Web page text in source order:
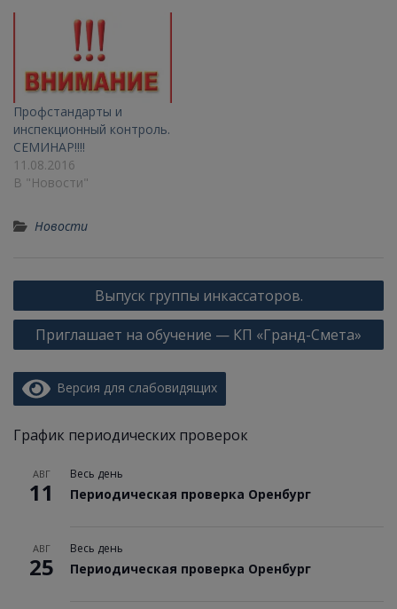
занятости, для
проведения семинара
был направлен наш
специалист.
Руководителем отдела
охраны труда -
Дюгаевой Ириной
Сергеевной был освещен
вопрос «Организация…
Профстандарты и
инспекционный контроль.
СЕМИНАР!!!!
11.08.2016
В "Новости"
Новости
Выпуск группы инкассаторов.
Приглашает на обучение — КП «Гранд-Смета»
Версия для слабовидящих
График периодических проверок
АВГ
11
Весь день
Периодическая проверка Оренбург
АВГ
25
Весь день
Периодическая проверка Оренбург